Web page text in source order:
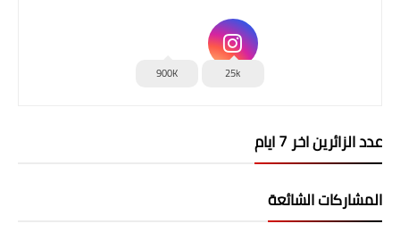
25k
900K
عدد الزائرين اخر 7 ايام
المشاركات الشائعة